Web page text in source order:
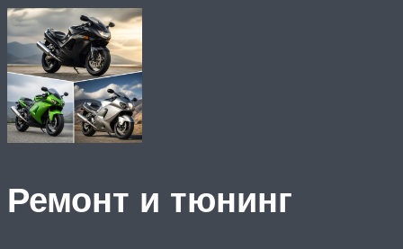
Ремонт и тюнинг